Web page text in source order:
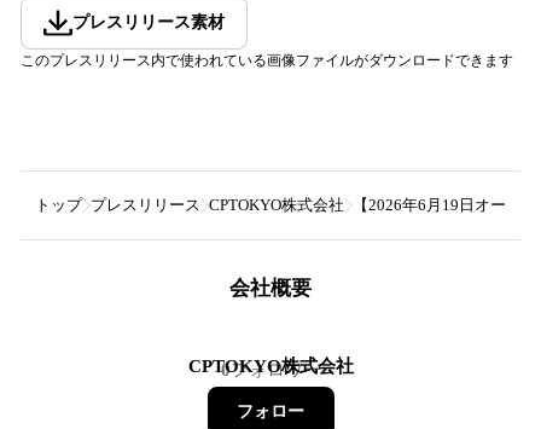
プレスリリース素材
このプレスリリース内で使われている画像ファイルがダウンロードできます
トップ プレスリリース CPTOKYO株式会社 【2026年6月19日オープ
会社概要
CPTOKYO株式会社
0フォロワー
フォロー